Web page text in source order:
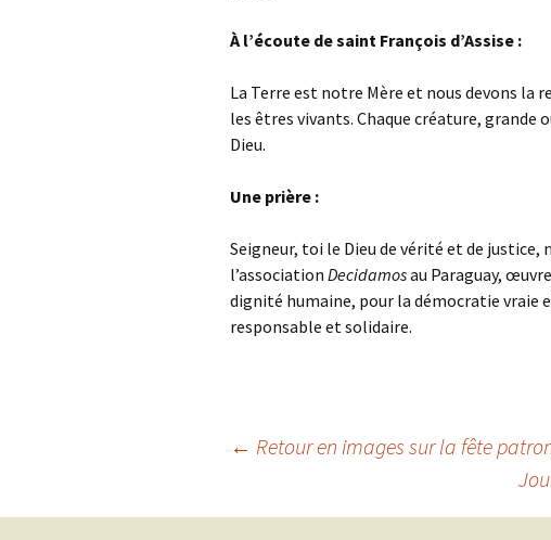
À l’écoute de saint François d’Assise :
La Terre est notre Mère et nous devons
les êtres vivants. Chaque créature, grande
Dieu.
Une prière :
Seigneur, toi le Dieu de vérité et de
l’association Decidamosau Paraguay,
dignité humaine, pour la démocratie vraie
responsable et solidaire.
Navigation
← Retour en images sur la fête